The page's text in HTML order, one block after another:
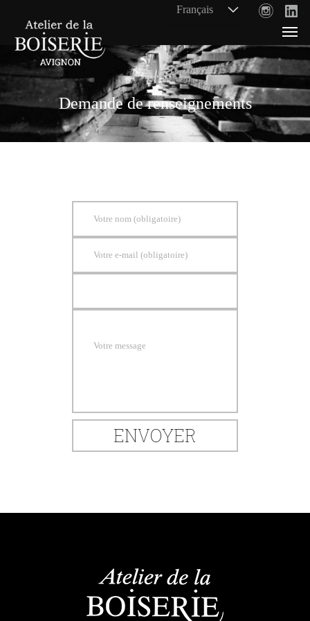
Demande de renseignements
Votre nom (obligatoire)
Votre e-mail (obligatoire)
Votre message